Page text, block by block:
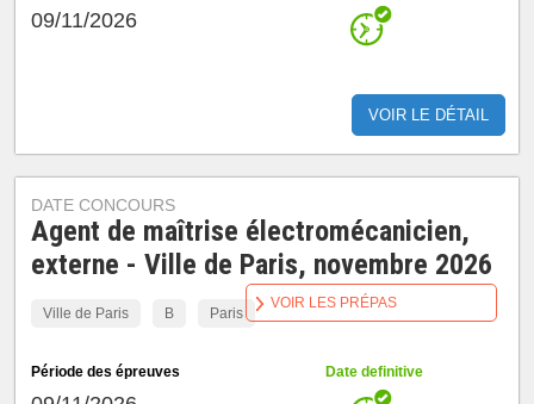
09/11/2026
VOIR LE DÉTAIL
DATE CONCOURS
Agent de maîtrise électromécanicien,
externe - Ville de Paris, novembre 2026
Ville de Paris B Paris
Période des épreuves Date definitive
VOIR LES PRÉPAS